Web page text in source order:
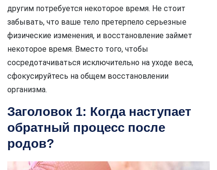
другим потребуется некоторое время. Не стоит
забывать, что ваше тело претерпело серьезные
физические изменения, и восстановление займет
некоторое время. Вместо того, чтобы
сосредотачиваться исключительно на уходе веса,
сфокусируйтесь на общем восстановлении
организма.
Заголовок 1: Когда наступает
обратный процесс после
родов?